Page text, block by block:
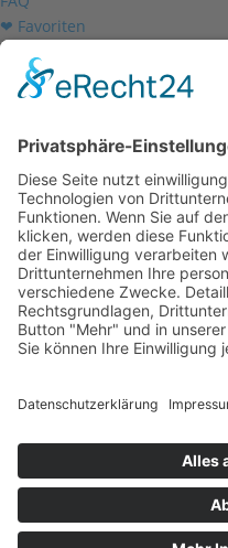
❤ Favoriten
Mein Konto
Betriebsferien
Wir befinden uns vom
19.12.2025 bis einschließlich
in unseren Betriebsferien.
In dieser Zeit werden
weiterhin bearbeitet,
kann es zu Verzögerungen bei